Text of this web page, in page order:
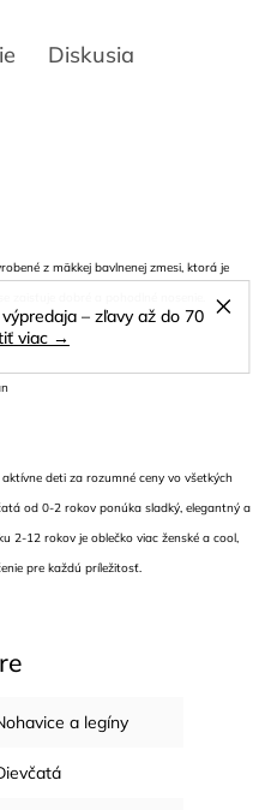
– zľavy až do 70
viac →
Diskusia
z mäkkej bavlnenej zmesi, ktorá je
zaisťuje dobré a pohodlné nosenie.
deti za rozumné ceny vo všetkých
od 0-2 rokov ponúka sladký, elegantný a
2-12 rokov je oblečko viac ženské a cool,
pre každú príležitosť.
a legíny